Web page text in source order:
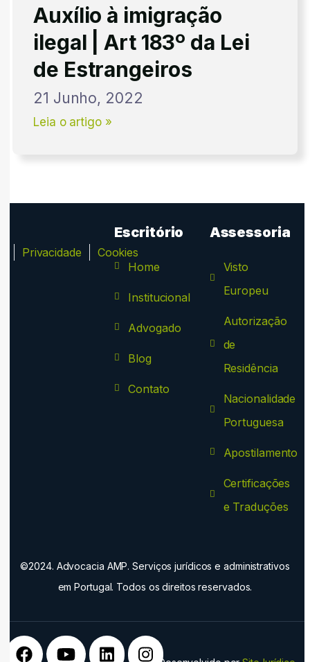
Auxílio à imigração
ilegal | Art 183º da Lei
de Estrangeiros
21 Junho, 2022
Leia o artigo »
Privacidade Cookies
Escritório
Home
Institucional
Advogado
Blog
Contato
Assessoria
Visto
Europeu
Autorização
de
Residência
Nacionalidade
Portuguesa
Apostilamento
Certificações
e Traduções
©2024. Advocacia AMP. Serviços jurídicos e administrativos
em Portugal. Todos os direitos reservados.